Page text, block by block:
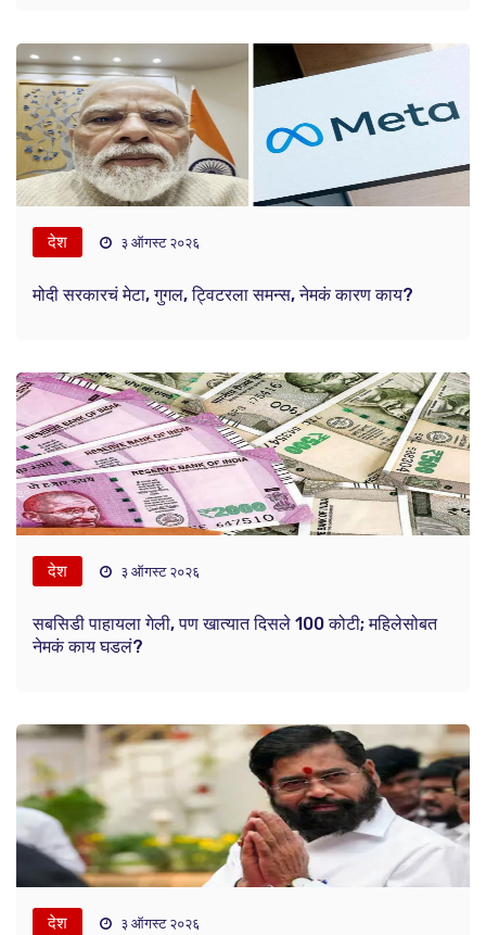
देश ३ ऑगस्ट २०२६
मोदी सरकारचं मेटा, गुगल, ट्विटरला समन्स, नेमकं कारण काय?
देश ३ ऑगस्ट २०२६
सबसिडी पाहायला गेली, पण खात्यात दिसले 100 कोटी; महिलेसोबत
नेमकं काय घडलं?
देश ३ ऑगस्ट २०२६